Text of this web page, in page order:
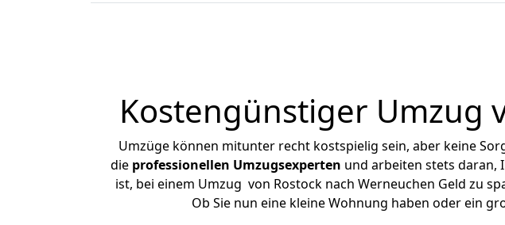
Kostengünstiger Umzug
Umzüge können mitunter recht kostspielig sein, aber keine
die professionellen Umzugsexperten und arbeiten stets daran,
ist, bei einem Umzug von Rostock nach Werneuchen Geld zu
Ob Sie nun eine kleine Wohnung haben oder ein